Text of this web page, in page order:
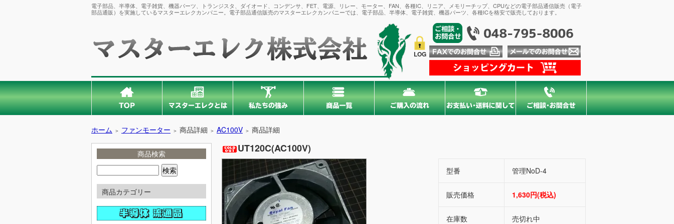
電子部品、半導体、電子雑貨、機器パーツ、トランジスタ、ダイオード、コンデンサ、FET、電源、リレー、モーター、FAN、各種IC、リニア、メモリーチップ、CPUなどの電子部品通信販売（電子
部品通販）を実施しているマスターエレクカンパニー。電子部品通信販売のマスターエレクカンパニーでは、電子部品、半導体、電子雑貨、機器パーツ、各種ICを格安で販売しております。
LOG
ホーム ＞ ファンモーター ＞ 商品詳細 ＞ AC100V ＞ 商品詳細
商品検索
商品カテゴリー
UT120C(AC100V)
型番 管理NoD-4
販売価格 1,630円(税込)
在庫数 売切れ中